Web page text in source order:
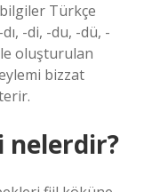
Türkçe
-di, -du, -dü, -
oluşturulan
bizzat
nelerdir?